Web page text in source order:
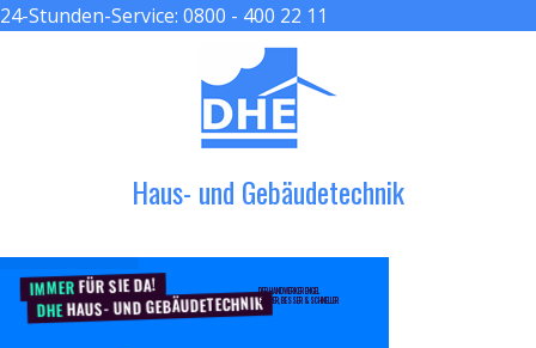
24-Stunden-Service: 0800 - 400 22 11
Haus- und Gebäudetechnik
IMMERFÜR SIE DA!
DHEHAUS- UND GEBÄUDETECHNIK
DER HANDWERKER ENGEL
GRÖßER, BESSER & SCHNELLER